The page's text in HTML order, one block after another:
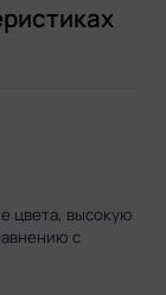
цвета, высокую
с